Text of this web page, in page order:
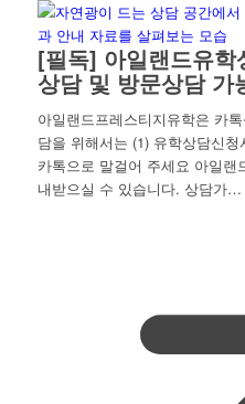
[필독] 아일랜드유
상담 및 방문상담 가
아일랜드프레스티지유학은 카
담을 위해서는 (1) 유학상담신
카톡으로 말걸어 주세요 아일
내받으실 수 있습니다. 상담가…